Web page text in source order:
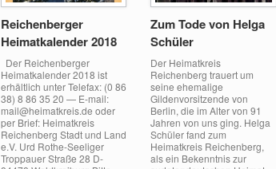
Reichenberger
Heimatkalender 2018
Der Reichenberger
Heimatkalender 2018 ist
erhältlich unter Telefax: (0 86
38) 8 86 35 20 — E-mail:
mail@heimatkreis.de oder
per Brief: Heimatkreis
Reichenberg Stadt und Land
e.V. Urd Rothe-Seeliger
Troppauer Straße 28 D-
Zum Tode von Helga
Schüler
Der Heimatkreis
Reichenberg trauert um
seine ehemalige
Gildenvorsitzende von
Berlin, die im Alter von 91
Jahren von uns ging. Helga
Schüler fand zum
Heimatkreis Reichenberg,
als ein Bekenntnis zur